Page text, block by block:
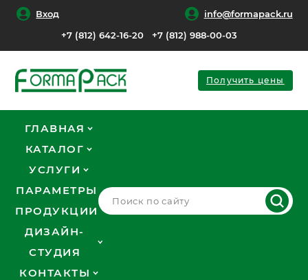
Вход
info@formapack.ru
+7 (812) 642-16-20
+7 (812) 988-00-03
Получить цены
ГЛАВНАЯ
КАТАЛОГ
УСЛУГИ
ПАРАМЕТРЫ
ПРОДУКЦИИ
ДИЗАЙН-
СТУДИЯ
КОНТАКТЫ